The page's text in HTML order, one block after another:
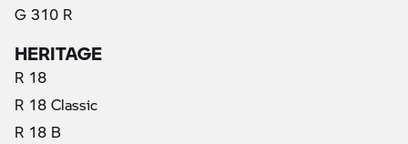
G 310 R
HERITAGE
R 18
R 18 Classic
R 18 B